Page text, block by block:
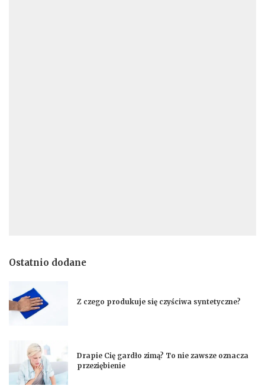
Ostatnio dodane
Z czego produkuje się czyściwa syntetyczne?
Drapie Cię gardło zimą? To nie zawsze oznacza
przeziębienie